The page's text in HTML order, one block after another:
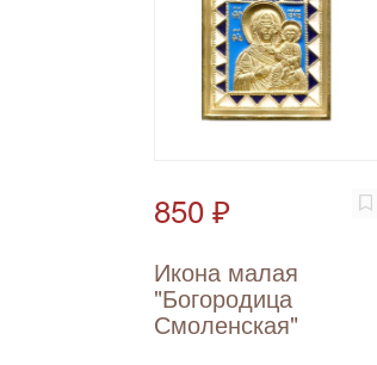
850 ₽
Икона малая
"Богородица
Смоленская"